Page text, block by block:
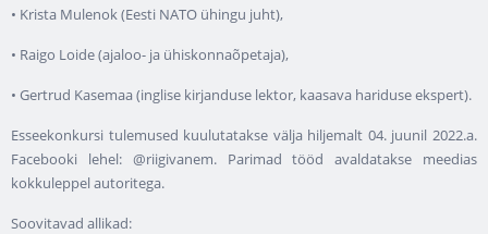
• Krista Mulenok (Eesti NATO ühingu juht),
• Raigo Loide (ajaloo- ja ühiskonnaõpetaja),
• Gertrud Kasemaa (inglise kirjanduse lektor, kaasava hariduse ekspert).
Esseekonkursi tulemused kuulutatakse välja hiljemalt 04. juunil 2022.a.
Facebooki lehel: @riigivanem. Parimad tööd avaldatakse meedias
kokkuleppel autoritega.
Soovitavad allikad: